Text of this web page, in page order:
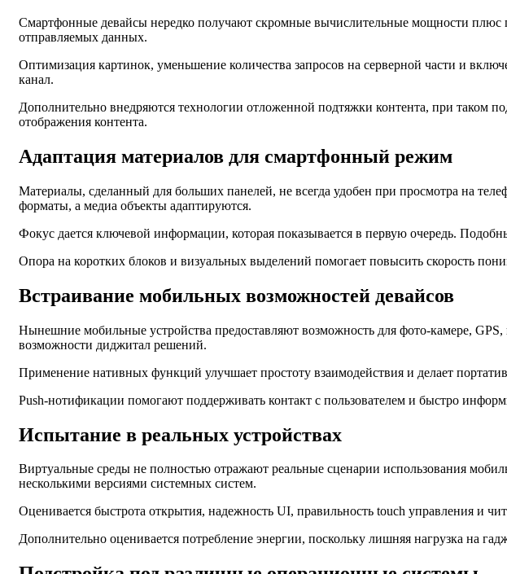
Смартфонные девайсы нередко получают скромные вычислительные мощности плюс
отправляемых данных.
Оптимизация картинок, уменьшение количества запросов на серверной части и
канал.
Дополнительно внедряются технологии отложенной подтяжки контента, при таком
отображения контента.
Адаптация материалов для смартфонный режим
Материалы, сделанный для больших панелей, не всегда удобен при просмотра на
форматы, а медиа объекты адаптируются.
Фокус дается ключевой информации, которая показывается в первую очередь.
Опора на коротких блоков и визуальных выделений помогает повысить скорость
Встраивание мобильных возможностей девайсов
Нынешние мобильные устройства предоставляют возможность для фото-камере,
возможности диджитал решений.
Применение нативных функций улучшает простоту взаимодействия и делает
Push-нотификации помогают поддерживать контакт с пользователем и быстро
Испытание в реальных устройствах
Виртуальные среды не полностью отражают реальные сценарии использования
несколькими версиями системных систем.
Оценивается быстрота открытия, надежность UI, правильность touch управления и
Дополнительно оценивается потребление энергии, поскольку лишняя нагрузка на